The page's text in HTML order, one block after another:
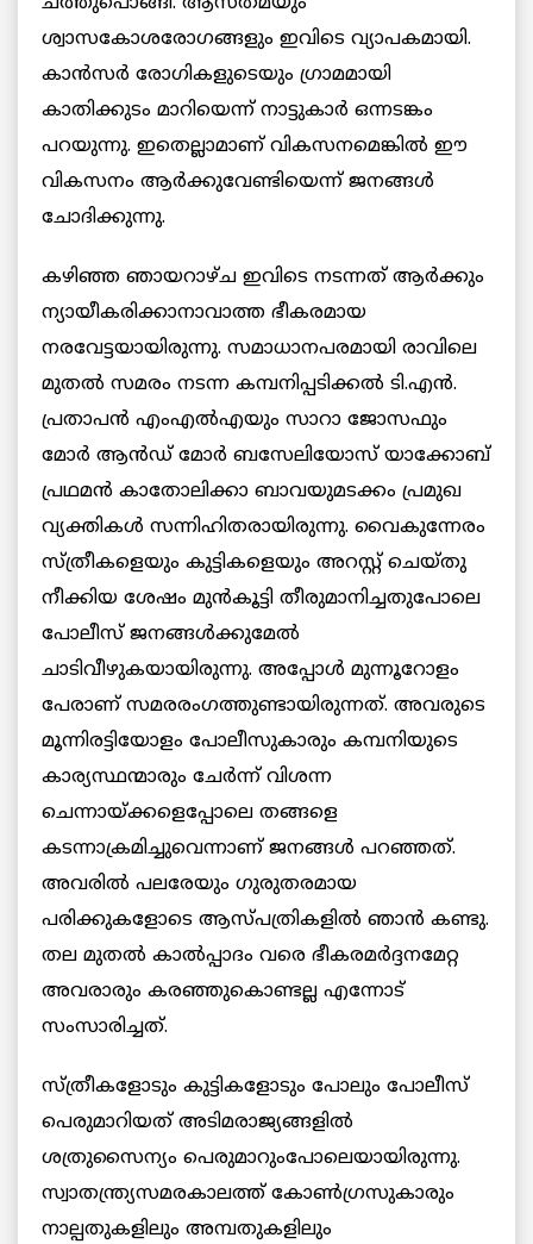
ശ്വാസകോശരോഗങ്ങളും ഇവിടെ വ്യാപകമായി.
കാന്‍സര്‍ രോഗികളുടെയും ഗ്രാമമായി
കാതിക്കുടം മാറിയെന്ന് നാട്ടുകാര്‍ ഒന്നടങ്കം
പറയുന്നു. ഇതെല്ലാമാണ് വികസനമെങ്കില്‍ ഈ
വികസനം ആര്‍ക്കുവേണ്ടിയെന്ന് ജനങ്ങള്‍
ചോദിക്കുന്നു.
കഴിഞ്ഞ ഞായറാഴ്ച ഇവിടെ നടന്നത് ആര്‍ക്കും
ന്യായീകരിക്കാനാവാത്ത ഭീകരമായ
നരവേട്ടയായിരുന്നു. സമാധാനപരമായി രാവിലെ
മുതല്‍ സമരം നടന്ന കമ്പനിപ്പടിക്കല്‍ ടി.എന്‍.
പ്രതാപന്‍ എംഎല്‍എയും സാറാ ജോസഫും
മോര്‍ ആന്‍ഡ് മോര്‍ ബസേലിയോസ് യാക്കോബ്
പ്രഥമന്‍ കാതോലിക്കാ ബാവയുമടക്കം പ്രമുഖ
വ്യക്തികള്‍ സന്നിഹിതരായിരുന്നു. വൈകുന്നേരം
സ്ത്രീകളെയും കുട്ടികളെയും അറസ്റ്റ് ചെയ്തു
നീക്കിയ ശേഷം മുന്‍കൂട്ടി തീരുമാനിച്ചതുപോലെ
പോലീസ് ജനങ്ങള്‍ക്കുമേല്‍
ചാടിവീഴുകയായിരുന്നു. അപ്പോള്‍ മുന്നൂറോളം
പേരാണ് സമരരംഗത്തുണ്ടായിരുന്നത്. അവരുടെ
മൂന്നിരട്ടിയോളം പോലീസുകാരും കമ്പനിയുടെ
കാര്യസ്ഥന്മാരും ചേര്‍ന്ന് വിശന്ന
ചെന്നായ്ക്കളെപ്പോലെ തങ്ങളെ
കടന്നാക്രമിച്ചുവെന്നാണ് ജനങ്ങള്‍ പറഞ്ഞത്.
അവരില്‍ പലരേയും ഗുരുതരമായ
പരിക്കുകളോടെ ആസ്പത്രികളില്‍ ഞാന്‍ കണ്ടു.
തല മുതല്‍ കാല്‍പ്പാദം വരെ ഭീകരമര്‍ദ്ദനമേറ്റ
അവരാരും കരഞ്ഞുകൊണ്ടല്ല എന്നോട്
സംസാരിച്ചത്.
സ്ത്രീകളോടും കുട്ടികളോടും പോലും പോലീസ്
പെരുമാറിയത് അടിമരാജ്യങ്ങളില്‍
ശത്രുസൈന്യം പെരുമാറുംപോലെയായിരുന്നു.
സ്വാതന്ത്ര്യസമരകാലത്ത് കോണ്‍ഗ്രസുകാരും
നാല്പതുകളിലും അമ്പതുകളിലും